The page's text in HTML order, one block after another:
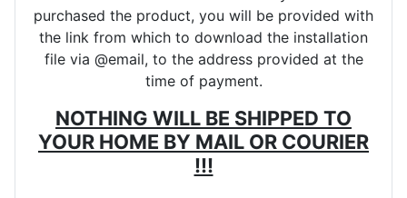
purchased the product, you will be provided with
the link from which to download the installation
file via @email, to the address provided at the
time of payment.
NOTHING WILL BE SHIPPED TO
YOUR HOME BY MAIL OR COURIER
!!!